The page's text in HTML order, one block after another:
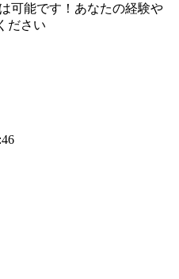
可能です！あなたの経験や
ださい